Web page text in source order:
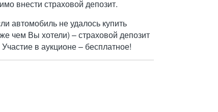
внести страховой депозит.
автомобиль не удалось купить
чем Вы хотели) – страховой депозит
в аукционе – бесплатное!